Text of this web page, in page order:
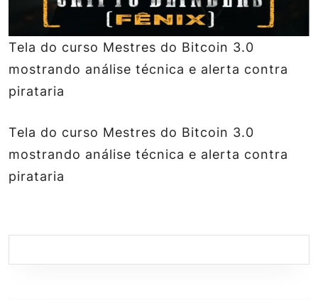
Tela do curso Mestres do Bitcoin 3.0
mostrando análise técnica e alerta contra
pirataria
Tela do curso Mestres do Bitcoin 3.0
mostrando análise técnica e alerta contra
pirataria